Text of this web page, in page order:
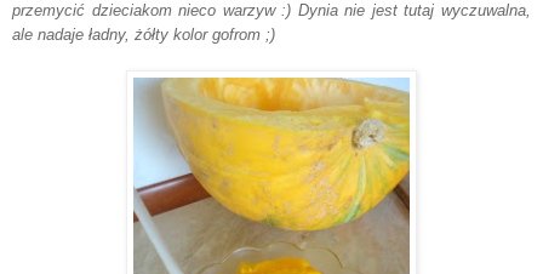
przemycić dzieciakom nieco warzyw :) Dynia nie jest tutaj wyczuwalna,
ale nadaje ładny, żółty kolor gofrom ;)